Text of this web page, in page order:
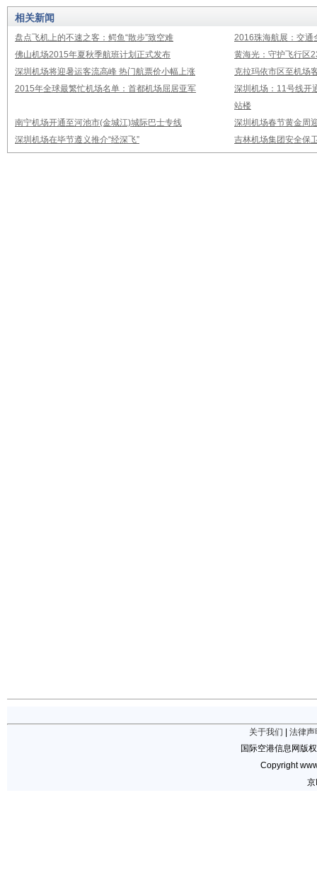
相关新闻
盘点飞机上的不速之客：鳄鱼“散步”致空难
2016珠海航展：交通
佛山机场2015年夏秋季航班计划正式发布
黄海光：守护飞行区
深圳机场将迎暑运客流高峰 热门航票价小幅上涨
克拉玛依市区至机场
2015年全球最繁忙机场名单：首都机场屈居亚军
深圳机场：11号线开
站楼
南宁机场开通至河池市(金城江)城际巴士专线
深圳机场春节黄金周
深圳机场在毕节遵义推介“经深飞”
吉林机场集团安全保
关于我们
法律声
国际空港信息网版
Copyright